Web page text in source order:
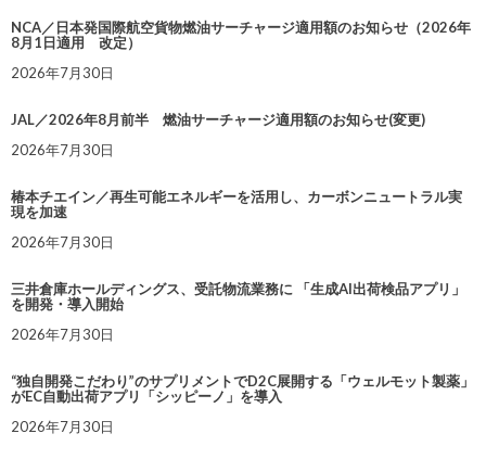
NCA／日本発国際航空貨物燃油サーチャージ適用額のお知らせ（2026年
8月1日適用 改定）
2026年7月30日
JAL／2026年8月前半 燃油サーチャージ適用額のお知らせ(変更)
2026年7月30日
椿本チエイン／再生可能エネルギーを活用し、カーボンニュートラル実
現を加速
2026年7月30日
三井倉庫ホールディングス、受託物流業務に 「生成AI出荷検品アプリ」
を開発・導入開始
2026年7月30日
“独自開発こだわり”のサプリメントでD2C展開する「ウェルモット製薬」
がEC自動出荷アプリ「シッピーノ」を導入
2026年7月30日